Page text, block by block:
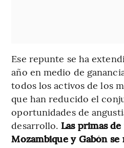
Ese repunte se ha
año en medio de
todos los activos de los
que han reducido el
oportunidades de
desarrollo. Las primas
Mozambique y Gabón